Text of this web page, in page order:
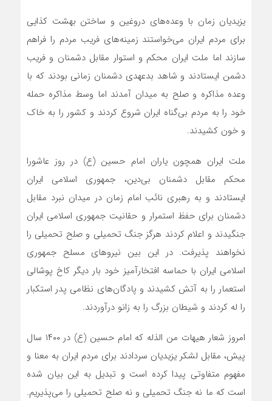
یزیدیان زمان با وعده‌های دروغین و ساختن بهشت کذایی
برای مردم ایران می‌خواستند زمینه‌های فریب مردم را فراهم
سازند اما ملت ایران محکم و استوار مقابل دشمنان و فریب
دشمن ایستادند و شاهد بدعهدی دشمنان زمانی بودند که با
وعده مذاکره و صلح به میدان آمدند اما وسط مذاکره حمله
خود را به مردم بی‌گناه ایران شروع کردند و کشور را به خاک
و خون کشیدند.
ملت ایران همچون یاران امام حسین (ع) در روز عاشورا
محکم مقابل دشمنان بی‌دین، جمهوری اسلامی ایران
ایستادند و به رهبری نائب امام زمان در میدان نبرد مقابل
دشمنان برای حفظ استمرار و حقانیت جمهوری اسلامی ایران
جنگیدند و اعلام کردند هرگز جنگ تحمیلی و صلح تحمیلی را
نخواهند پذیرفت. در این بین نیروهای مسلح جمهوری
اسلامی ایران با حماسه افتخارآمیز خود بار دیگر کاخ پوشالی
استعمار را به آتش کشیدند و پادگان‌های نظامی پدر استکبار
را له کردند و شیطان بزرگ را به زانو درآوردند.
امروز شعار هیهات من الذله که امام حسین (ع) در ۱۴۰۰ سال
پیش، مقابل لشکر یزیدیان سردادند برای مردم ایران به معنا و
مفهوم متفاوتی پیدا کرده است و تبدیل به این بیان شده
است که ما نه جنگ تحمیلی و نه صلح تحمیلی را می‌پذیریم.